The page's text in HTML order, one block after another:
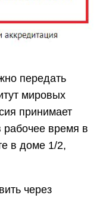
передать
мировых
принимает
время в
в доме 1/2,
через